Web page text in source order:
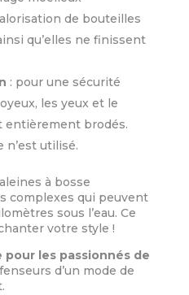
de bouteilles
qu’elles ne finissent
: pour une sécurité
les yeux et le
entièrement brodés.
n’est utilisé.
à bosse
complexes qui peuvent
sous l’eau. Ce
votre style !
les passionnés de
d’un mode de